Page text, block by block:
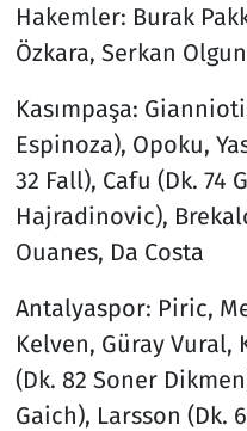
Hakemler: Burak
Özkara, Serkan
Kasımpaşa:
Espinoza), Opoku,
32 Fall), Cafu (Dk. 74
Hajradinovic),
Ouanes, Da Costa
Antalyaspor: Piric,
Kelven, Güray Vural,
(Dk. 82 Soner
Gaich), Larsson (Dk.